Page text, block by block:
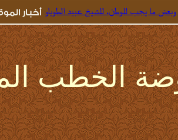
للوطن، للشيخ عبيد الطوياوي=> جديد خطب
الخطب